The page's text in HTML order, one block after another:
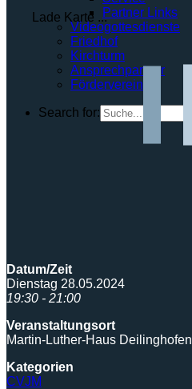
Partner Links
Videogottesdienste
Friedhof
Kirchturm
Ansprechpartner
Förderverein
Search for:
Lade Karte ...
Datum/Zeit
Dienstag 28.05.2024
19:30 - 21:00
Veranstaltungsort
Martin-Luther-Haus Deilinghofen
Kategorien
CVJM